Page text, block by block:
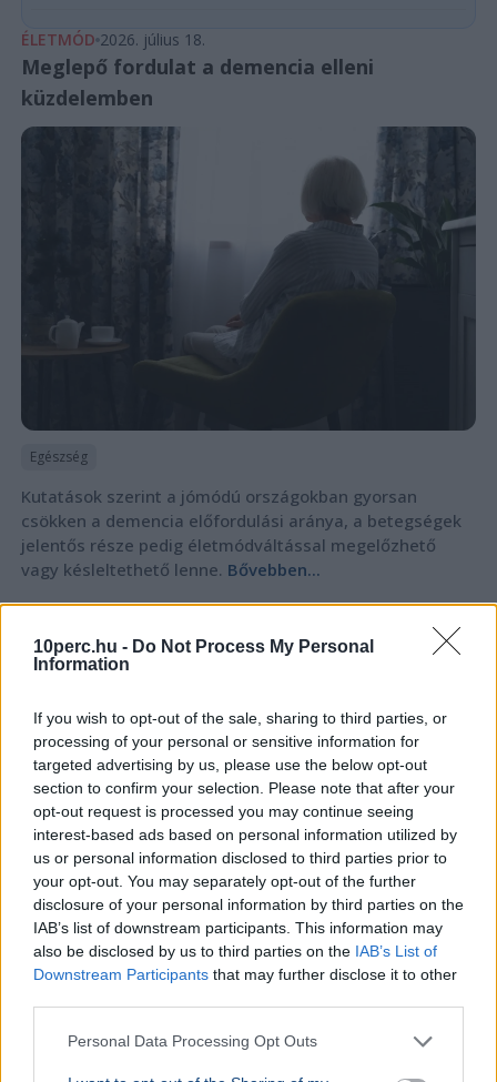
10perc.hu - Do Not Process My Personal
Information
If you wish to opt-out of the sale, sharing to third parties, or
processing of your personal or sensitive information for
targeted advertising by us, please use the below opt-out
section to confirm your selection. Please note that after your
opt-out request is processed you may continue seeing
interest-based ads based on personal information utilized by
us or personal information disclosed to third parties prior to
your opt-out. You may separately opt-out of the further
disclosure of your personal information by third parties on the
IAB’s list of downstream participants. This information may
also be disclosed by us to third parties on the IAB’s List of
Downstream Participants that may further disclose it to other
Personal Data Processing Opt Outs
ÉLETMÓD 2026. július 18.
Meglepő fordulat a demencia elleni
küzdelemben
Egészség
Kutatások szerint a jómódú országokban gyorsan
csökken a demencia előfordulási aránya, a betegségek
jelentős része pedig életmódváltással megelőzhető
vagy késleltethető lenne. Bővebben...
Az országos tisztifőorvos megszólalt a
Schobert Norbi által említett féreghajtó-